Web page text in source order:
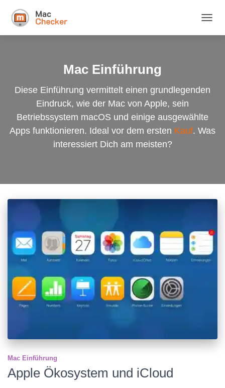
Mac Einführung
Diese Einführung vermittelt einen grundlegenden
Eindruck, wie der Mac von Apple, sein
Betriebssystem macOS und einige ausgewählte
Apps funktionieren. Ideal vor dem ersten Kauf. Was
interessiert Dich am meisten?
Mac Einführung
Apple Ökosystem und iCloud